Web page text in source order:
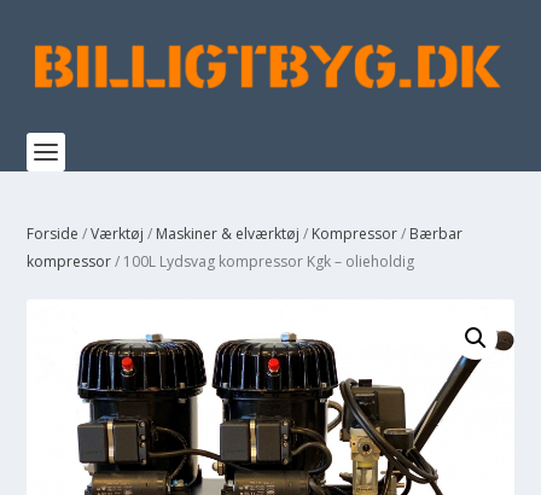
Forside /Værktøj / Maskiner & elværktøj / Kompressor/ Bærbar
kompressor/ 100L Lydsvag kompressor Kgk – olieholdig